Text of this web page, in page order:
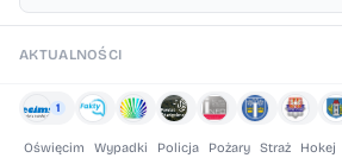
AKTUALNOŚCI
1
Oświęcim Wypadki Policja Pożary Straż Hokej